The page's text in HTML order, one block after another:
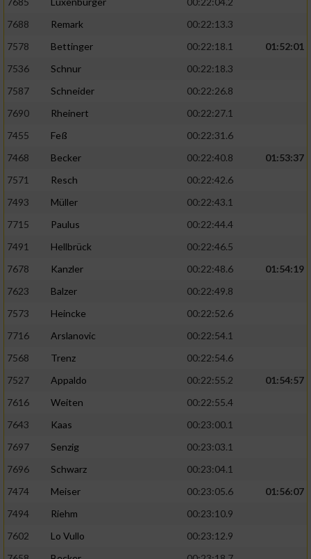
7688
Remark
00:22:13.3
7578
Bettinger 00:22:18.1
01:52:01
7536
Schnur
00:22:18.3
7587
Schneider
00:22:26.8
7690
Rheinert
00:22:27.1
7455
Feß
00:22:31.6
7468
Becker 00:22:40.8
01:53:37
7571
Resch
00:22:42.6
7493
Müller
00:22:43.1
7715
Paulus
00:22:44.4
7491
Hellbrück
00:22:46.5
7678
Kanzler 00:22:48.6
01:54:19
7623
Balzer
00:22:49.8
7573
Heincke
00:22:52.6
7716
Arslanovic
00:22:54.1
7568
Trenz
00:22:54.6
7527
Appaldo 00:22:55.2
01:54:57
7616
Weiten
00:22:55.4
7643
Kaas
00:23:00.1
7697
Senzig
00:23:03.1
7696
Schwarz
00:23:04.1
7474
Meiser 00:23:05.6
01:56:07
7494
Riehm
00:23:10.9
7602
Lo Vullo
00:23:12.9